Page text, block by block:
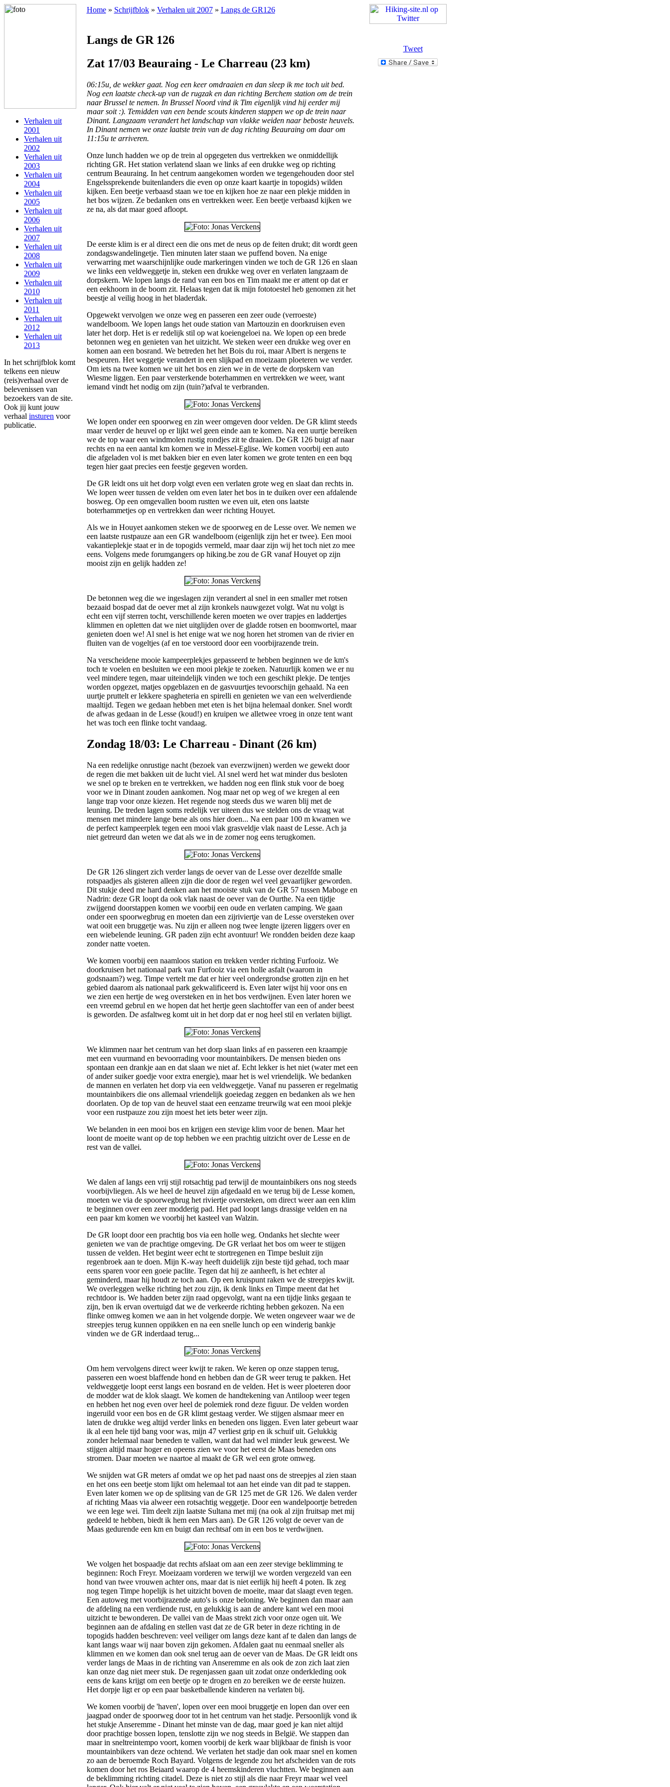
Verhalen uit
2001
Verhalen uit
2002
Verhalen uit
2003
Verhalen uit
2004
Verhalen uit
2005
Verhalen uit
2006
Verhalen uit
2007
Verhalen uit
2008
Verhalen uit
2009
Verhalen uit
2010
Verhalen uit
2011
Verhalen uit
2012
Verhalen uit
2013
In het schrijfblok komt
telkens een nieuw
(reis)verhaal over de
belevenissen van
bezoekers van de site.
Ook jij kunt jouw
verhaal insturen voor
publicatie.
Home» Schrijfblok» Verhalen uit 2007» Langs de GR126
Langs de GR 126
Zat 17/03 Beauraing - Le Charreau (23 km)
06:15u, de wekker gaat. Nog een keer omdraaien en dan sleep ik me toch uit bed.
Nog een laatste check-up van de rugzak en dan richting Berchem station om de trein
naar Brussel te nemen. In Brussel Noord vind ik Tim eigenlijk vind hij eerder mij
maar soit :). Temidden van een bende scouts kinderen stappen we op de trein naar
Dinant. Langzaam verandert het landschap van vlakke weiden naar beboste heuvels.
In Dinant nemen we onze laatste trein van de dag richting Beauraing om daar om
11:15u te arriveren.
Onze lunch hadden we op de trein al opgegeten dus vertrekken we onmiddellijk
richting GR. Het station verlatend slaan we links af een drukke weg op richting
centrum Beauraing. In het centrum aangekomen worden we tegengehouden door stel
Engelssprekende buitenlanders die even op onze kaart kaartje in topogids) wilden
kijken. Een beetje verbaasd staan we toe en kijken hoe ze naar een plekje midden in
het bos wijzen. Ze bedanken ons en vertrekken weer. Een beetje verbaasd kijken we
ze na, als dat maar goed afloopt.
De eerste klim is er al direct een die ons met de neus op de feiten drukt; dit wordt geen
zondagswandelingetje. Tien minuten later staan we puffend boven. Na enige
verwarring met waarschijnlijke oude markeringen vinden we toch de GR 126 en slaan
we links een veldweggetje in, steken een drukke weg over en verlaten langzaam de
dorpskern. We lopen langs de rand van een bos en Tim maakt me er attent op dat er
een eekhoorn in de boom zit. Helaas tegen dat ik mijn fototoestel heb genomen zit het
beestje al veilig hoog in het bladerdak.
Opgewekt vervolgen we onze weg en passeren een zeer oude (verroeste)
wandelboom. We lopen langs het oude station van Martouzin en doorkruisen even
later het dorp. Het is er redelijk stil op wat koeiengeloei na. We lopen op een brede
betonnen weg en genieten van het uitzicht. We steken weer een drukke weg over en
komen aan een bosrand. We betreden het het Bois du roi, maar Albert is nergens te
bespeuren. Het weggetje verandert in een slijkpad en moeizaam ploeteren we verder.
Om iets na twee komen we uit het bos en zien we in de verte de dorpskern van
Wiesme liggen. Een paar versterkende boterhammen en vertrekken we weer, want
iemand vindt het nodig om zijn (tuin?)afval te verbranden.
We lopen onder een spoorweg en zin weer omgeven door velden. De GR klimt steeds
maar verder de heuvel op er lijkt wel geen einde aan te komen. Na een uurtje bereiken
we de top waar een windmolen rustig rondjes zit te draaien. De GR 126 buigt af naar
rechts en na een aantal km komen we in Messel-Eglise. We komen voorbij een auto
die afgeladen vol is met bakken bier en even later komen we grote tenten en een bqq
tegen hier gaat precies een feestje gegeven worden.
De GR leidt ons uit het dorp volgt even een verlaten grote weg en slaat dan rechts in.
We lopen weer tussen de velden om even later het bos in te duiken over een afdalende
bosweg. Op een omgevallen boom rustten we even uit, eten ons laatste
boterhammetjes op en vertrekken dan weer richting Houyet.
Als we in Houyet aankomen steken we de spoorweg en de Lesse over. We nemen we
een laatste rustpauze aan een GR wandelboom (eigenlijk zijn het er twee). Een mooi
vakantieplekje staat er in de topogids vermeld, maar daar zijn wij het toch niet zo mee
eens. Volgens mede forumgangers op hiking.be zou de GR vanaf Houyet op zijn
mooist zijn en gelijk hadden ze!
De betonnen weg die we ingeslagen zijn verandert al snel in een smaller met rotsen
bezaaid bospad dat de oever met al zijn kronkels nauwgezet volgt. Wat nu volgt is
echt een vijf sterren tocht, verschillende keren moeten we over trapjes en laddertjes
klimmen en opletten dat we niet uitglijden over de gladde rotsen en boomwortel, maar
genieten doen we! Al snel is het enige wat we nog horen het stromen van de rivier en
fluiten van de vogeltjes (af en toe verstoord door een voorbijrazende trein.
Na verscheidene mooie kampeerplekjes gepasseerd te hebben beginnen we de km's
toch te voelen en besluiten we een mooi plekje te zoeken. Natuurlijk komen we er nu
veel mindere tegen, maar uiteindelijk vinden we toch een geschikt plekje. De tentjes
worden opgezet, matjes opgeblazen en de gasvuurtjes tevoorschijn gehaald. Na een
uurtje pruttelt er lekkere spagheteria en spirelli en genieten we van een welverdiende
maaltijd. Tegen we gedaan hebben met eten is het bijna helemaal donker. Snel wordt
de afwas gedaan in de Lesse (koud!) en kruipen we alletwee vroeg in onze tent want
het was toch een flinke tocht vandaag.
Zondag 18/03: Le Charreau - Dinant (26 km)
Na een redelijke onrustige nacht (bezoek van everzwijnen) werden we gewekt door
de regen die met bakken uit de lucht viel. Al snel werd het wat minder dus besloten
we snel op te breken en te vertrekken, we hadden nog een flink stuk voor de boeg
voor we in Dinant zouden aankomen. Nog maar net op weg of we kregen al een
lange trap voor onze kiezen. Het regende nog steeds dus we waren blij met de
leuning. De treden lagen soms redelijk ver uiteen dus we stelden ons de vraag wat
mensen met mindere lange bene als ons hier doen... Na een paar 100 m kwamen we
de perfect kampeerplek tegen een mooi vlak grasveldje vlak naast de Lesse. Ach ja
niet getreurd dan weten we dat als we in de zomer nog eens terugkomen.
De GR 126 slingert zich verder langs de oever van de Lesse over dezelfde smalle
rotspaadjes als gisteren alleen zijn die door de regen wel veel gevaarlijker geworden.
Dit stukje deed me hard denken aan het mooiste stuk van de GR 57 tussen Maboge en
Nadrin: deze GR loopt da ook vlak naast de oever van de Ourthe. Na een tijdje
zwijgend doorstappen komen we voorbij een oude en verlaten camping. We gaan
onder een spoorwegbrug en moeten dan een zijriviertje van de Lesse oversteken over
wat ooit een bruggetje was. Nu zijn er alleen nog twee lengte ijzeren liggers over en
een wiebelende leuning. GR paden zijn echt avontuur! We rondden beiden deze kaap
zonder natte voeten.
We komen voorbij een naamloos station en trekken verder richting Furfooiz. We
doorkruisen het nationaal park van Furfooiz via een holle asfalt (waarom in
godsnaam?) weg. Timpe vertelt me dat er hier veel ondergrondse grotten zijn en het
gebied daarom als nationaal park gekwalificeerd is. Even later wijst hij voor ons en
we zien een hertje de weg oversteken en in het bos verdwijnen. Even later horen we
een vreemd gebrul en we hopen dat het hertje geen slachtoffer van een of ander beest
is geworden. De asfaltweg komt uit in het dorp dat er nog heel stil en verlaten bijligt.
We klimmen naar het centrum van het dorp slaan links af en passeren een kraampje
met een vuurmand en bevoorrading voor mountainbikers. De mensen bieden ons
spontaan een drankje aan en dat slaan we niet af. Echt lekker is het niet (water met een
of ander suiker goedje voor extra energie), maar het is wel vriendelijk. We bedanken
de mannen en verlaten het dorp via een veldweggetje. Vanaf nu passeren er regelmatig
mountainbikers die ons allemaal vriendelijk goeiedag zeggen en bedanken als we hen
doorlaten. Op de top van de heuvel staat een eenzame treurwilg wat een mooi plekje
voor een rustpauze zou zijn moest het iets beter weer zijn.
We belanden in een mooi bos en krijgen een stevige klim voor de benen. Maar het
loont de moeite want op de top hebben we een prachtig uitzicht over de Lesse en de
rest van de vallei.
We dalen af langs een vrij stijl rotsachtig pad terwijl de mountainbikers ons nog steeds
voorbijvliegen. Als we heel de heuvel zijn afgedaald en we terug bij de Lesse komen,
moeten we via de spoorwegbrug het riviertje oversteken, om direct weer aan een klim
te beginnen over een zeer modderig pad. Het pad loopt langs drassige velden en na
een paar km komen we voorbij het kasteel van Walzin.
De GR loopt door een prachtig bos via een holle weg. Ondanks het slechte weer
genieten we van de prachtige omgeving. De GR verlaat het bos om weer te stijgen
tussen de velden. Het begint weer echt te stortregenen en Timpe besluit zijn
regenbroek aan te doen. Mijn K-way heeft duidelijk zijn beste tijd gehad, toch maar
eens sparen voor een goeie paclite. Tegen dat hij ze aanheeft, is het echter al
geminderd, maar hij houdt ze toch aan. Op een kruispunt raken we de streepjes kwijt.
We overleggen welke richting het zou zijn, ik denk links en Timpe meent dat het
rechtdoor is. We hadden beter zijn raad opgevolgt, want na een tijdje links gegaan te
zijn, ben ik ervan overtuigd dat we de verkeerde richting hebben gekozen. Na een
flinke omweg komen we aan in het volgende dorpje. We weten ongeveer waar we de
streepjes terug kunnen oppikken en na een snelle lunch op een winderig bankje
vinden we de GR inderdaad terug...
Om hem vervolgens direct weer kwijt te raken. We keren op onze stappen terug,
passeren een woest blaffende hond en hebben dan de GR weer terug te pakken. Het
veldweggetje loopt eerst langs een bosrand en de velden. Het is weer ploeteren door
de modder wat de klok slaagt. We komen de handtekening van Antiloop weer tegen
en hebben het nog even over heel de polemiek rond deze figuur. De velden worden
ingeruild voor een bos en de GR klimt gestaag verder. We stijgen alsmaar meer en
laten de drukke weg altijd verder links en beneden ons liggen. Even later gebeurt waar
ik al een hele tijd bang voor was, mijn 47 verliest grip en ik schuif uit. Gelukkig
zonder helemaal naar beneden te vallen, want dat had wel minder leuk geweest. We
stijgen altijd maar hoger en opeens zien we voor het eerst de Maas beneden ons
stromen. Daar moeten we naartoe al maakt de GR wel een grote omweg.
We snijden wat GR meters af omdat we op het pad naast ons de streepjes al zien staan
en het ons een beetje stom lijkt om helemaal tot aan het einde van dit pad te stappen.
Even later komen we op de splitsing van de GR 125 met de GR 126. We dalen verder
af richting Maas via alweer een rotsachtig weggetje. Door een wandelpoortje betreden
we een lege wei. Tim deelt zijn laatste Sultana met mij (na ook al zijn fruitsap met mij
gedeeld te hebben, biedt ik hem een Mars aan). De GR 126 volgt de oever van de
Maas gedurende een km en buigt dan rechtsaf om in een bos te verdwijnen.
We volgen het bospaadje dat rechts afslaat om aan een zeer stevige beklimming te
beginnen: Roch Freyr. Moeizaam vorderen we terwijl we worden vergezeld van een
hond van twee vrouwen achter ons, maar dat is niet eerlijk hij heeft 4 poten. Ik zeg
nog tegen Timpe hopelijk is het uitzicht boven de moeite, maar dat slaagt even tegen.
Een autoweg met voorbijrazende auto's is onze beloning. We beginnen dan maar aan
de afdeling na een verdiende rust, en gelukkig is aan de andere kant wel een mooi
uitzicht te bewonderen. De vallei van de Maas strekt zich voor onze ogen uit. We
beginnen aan de afdaling en stellen vast dat ze de GR beter in deze richting in de
topogids hadden beschreven: veel veiliger om langs deze kant af te dalen dan langs de
kant langs waar wij naar boven zijn gekomen. Afdalen gaat nu eenmaal sneller als
klimmen en we komen dan ook snel terug aan de oever van de Maas. De GR leidt ons
verder langs de Maas in de richting van Anseremme en als ook de zon zich laat zien
kan onze dag niet meer stuk. De regenjassen gaan uit zodat onze onderkleding ook
eens de kans krijgt om een beetje op te drogen en zo bereiken we de eerste huizen.
Het dorpje ligt er op een paar basketballende kinderen na verlaten bij.
We komen voorbij de 'haven', lopen over een mooi bruggetje en lopen dan over een
jaagpad onder de spoorweg door tot in het centrum van het stadje. Persoonlijk vond ik
het stukje Anseremme - Dinant het minste van de dag, maar goed je kan niet altijd
door prachtige bossen lopen, tenslotte zijn we nog steeds in België. We stappen dan
maar in sneltreintempo voort, komen voorbij de kerk waar blijkbaar de finish is voor
mountainbikers van deze ochtend. We verlaten het stadje dan ook maar snel en komen
zo aan de beroemde Roch Bayard. Volgens de legende zou het afscheiden van de rots
komen door het ros Beiaard waarop de 4 heemskinderen vluchtten. We beginnen aan
de beklimming richting citadel. Deze is niet zo stijl als die naar Freyr maar wel veel
Tweet